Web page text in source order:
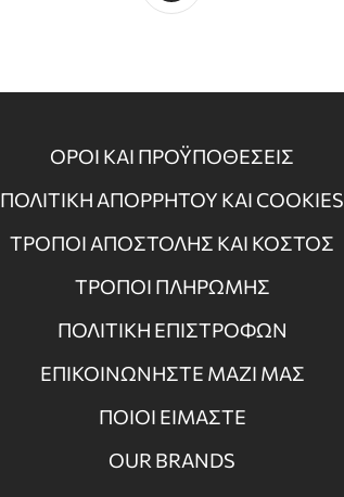
ΟΡΟΙ ΚΑΙ ΠΡΟΫΠΟΘΕΣΕΙΣ
ΠΟΛΙΤΙΚΗ ΑΠΟΡΡΗΤΟΥ ΚΑΙ COOKIES
ΤΡΟΠΟΙ ΑΠΟΣΤΟΛΗΣ ΚΑΙ ΚΟΣΤΟΣ
ΤΡΟΠΟΙ ΠΛΗΡΩΜΗΣ
ΠΟΛΙΤΙΚΗ ΕΠΙΣΤΡΟΦΩΝ
ΕΠΙΚΟΙΝΩΝΗΣΤΕ ΜΑΖΙ ΜΑΣ
ΠΟΙΟΙ ΕΙΜΑΣΤΕ
OUR BRANDS